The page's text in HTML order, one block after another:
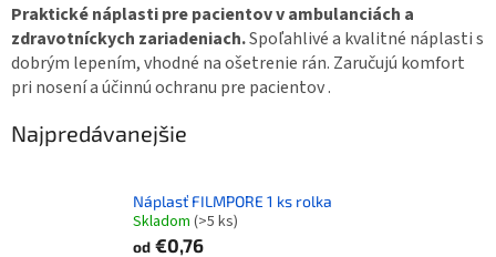
Praktické náplasti pre pacientov v ambulanciách a
zdravotníckych zariadeniach.Spoľahlivé a kvalitné náplasti s
dobrým lepením, vhodné na ošetrenie rán. Zaručujú komfort
pri nosení a účinnú ochranu pre pacientov .
Najpredávanejšie
Náplasť FILMPORE 1 ks rolka
Skladom (>5 ks)
od €0,76